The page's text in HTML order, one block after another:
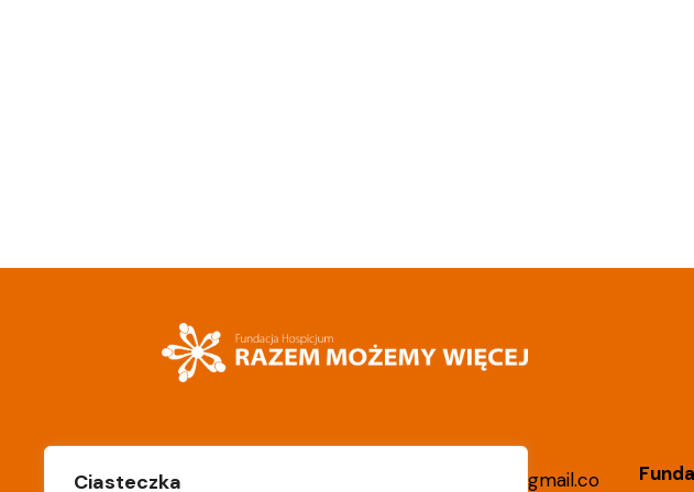
CiasteczkaStawska 322 hospicjum.deblin@gmail.co